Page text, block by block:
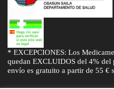
* EXCEPCIONES: Los
quedan EXCLUIDOS del 4%
envío es gratuito a partir de 55 €